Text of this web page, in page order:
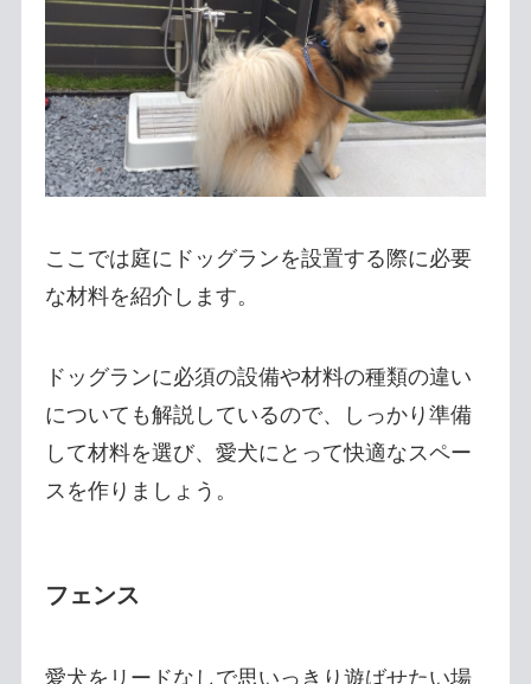
ここでは庭にドッグランを設置する際に必要
な材料を紹介します。
ドッグランに必須の設備や材料の種類の違い
についても解説しているので、しっかり準備
して材料を選び、愛犬にとって快適なスペー
スを作りましょう。
フェンス
愛犬をリードなしで思いっきり遊ばせたい場